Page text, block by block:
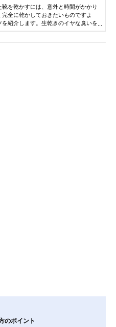
を乾かすには、意外と時間がかかり
全に乾かしておきたいものですよ
紹介します。生乾きのイヤな臭いを
のポイント